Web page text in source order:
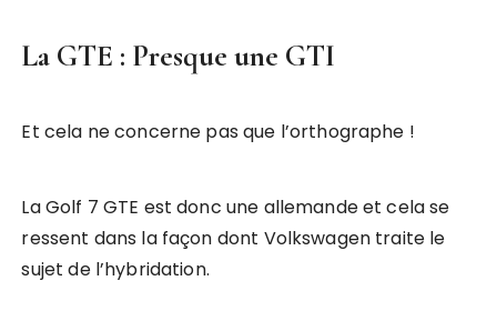
La GTE : Presque une GTI
Et cela ne concerne pas que l’orthographe !
La Golf 7 GTE est donc une allemande et cela se
ressent dans la façon dont Volkswagen traite le
sujet de l’hybridation.